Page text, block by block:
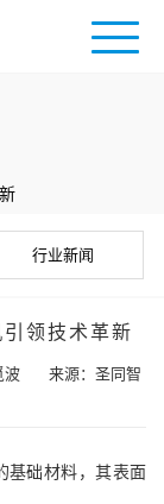
行业新闻
领技术革新
波
来源：圣同智
础材料，其表面